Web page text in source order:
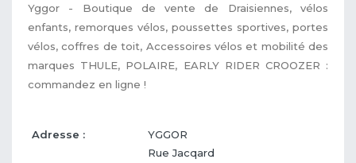
Yggor - Boutique de vente de Draisiennes, vélos
enfants, remorques vélos, poussettes sportives, portes
vélos, coffres de toit, Accessoires vélos et mobilité des
marques THULE, POLAIRE, EARLY RIDER CROOZER :
commandez en ligne !
Adresse :
YGGOR
Rue Jacqard